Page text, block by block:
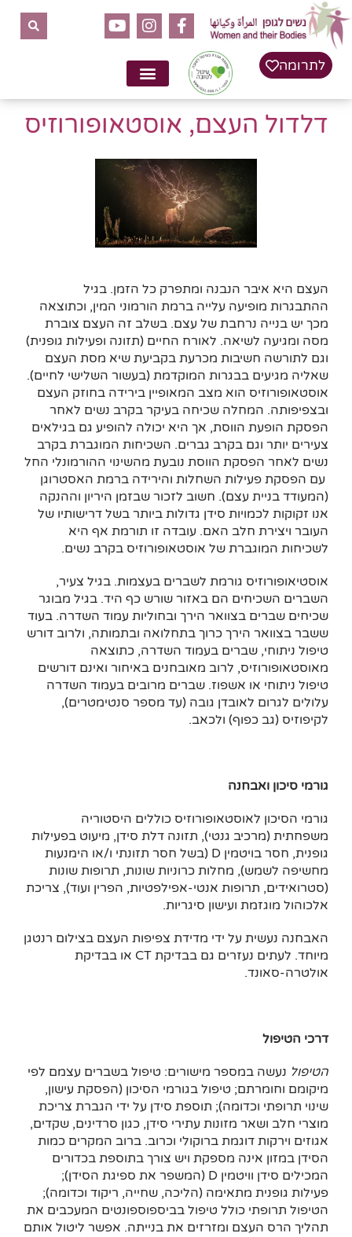
לתוכן
לתרומה
דלדול העצם, אוסטאופורוזיס
העצם היא איבר הנבנה ומתפרק כל הזמן. בגיל
ההתבגרות מופיעה עלייה ברמת הורמוני המין, וכתוצאה
מכך יש בנייה נרחבת של עצם. בשלב זה העצם צוברת
מסה ומגיעה לשיאה. לאורח החיים (תזונה ופעילות גופנית)
וגם לתורשה חשיבות מכרעת בקביעת שיא מסת העצם
שאליה מגיעים בבגרות המוקדמת (בעשור השלישי לחיים).
אוסטאופורוזיס הוא מצב המאופיין בירידה בחוזק העצם
ובצפיפותה. המחלה שכיחה בעיקר בקרב נשים לאחר
הפסקת הופעת הווסת, אך היא יכולה להופיע גם בגילאים
צעירים יותר וגם בקרב גברים. השכיחות המוגברת בקרב
נשים לאחר הפסקת הווסת נובעת מהשינוי ההורמונלי החל
עם הפסקת פעילות השחלות והירידה ברמת האסטרוגן
(המעודד בניית עצם). חשוב לזכור שבזמן היריון וההנקה
אנו זקוקות לכמויות סידן גדולות ביותר בשל דרישותיו של
העובר ויצירת חלב האם. עובדה זו תורמת אף היא
לשכיחות המוגברת של אוסטאופורוזיס בקרב נשים.
אוסטיאופורוזיס גורמת לשברים בעצמות. בגיל צעיר,
השברים השכיחים הם באזור שורש כף היד. בגיל מבוגר
שכיחים שברים בצוואר הירך ובחוליות עמוד השדרה. בעוד
ששבר בצוואר הירך כרוך בתחלואה ובתמותה, ולרוב דורש
טיפול ניתוחי, שברים בעמוד השדרה, כתוצאה
מאוסטאופורוזיס, לרוב מאובחנים באיחור ואינם דורשים
טיפול ניתוחי או אשפוז. שברים מרובים בעמוד השדרה
עלולים לגרום לאובדן גובה (עד מספר סנטימטרים),
לקיפוזיס (גב כפוף) ולכאב.
גורמי סיכון ואבחנה
גורמי הסיכון לאוסטאופורוזיס כוללים היסטוריה
משפחתית (מרכיב גנטי), תזונה דלת סידן, מיעוט בפעילות
גופנית, חסר בויטמין D (בשל חסר תזונתי ו/או הימנעות
מחשיפה לשמש), מחלות כרוניות שונות, תרופות שונות
(סטרואידים, תרופות אנטי-אפילפטיות, הפרין ועוד), צריכת
אלכוהול מוגזמת ועישון סיגריות.
האבחנה נעשית על ידי מדידת צפיפות העצם בצילום רנטגן
מיוחד. לעתים נעזרים גם בבדיקת CT או בבדיקת
אולטרה-סאונד.
דרכי הטיפול
הטיפול נעשה במספר מישורים: טיפול בשברים עצמם לפי
מיקומם וחומרתם; טיפול בגורמי הסיכון (הפסקת עישון,
שינוי תרופתי וכדומה); תוספת סידן על ידי הגברת צריכת
מוצרי חלב ושאר מזונות עתירי סידן, כגון סרדינים, שקדים,
אגוזים וירקות דוגמת ברוקולי וכרוב. ברוב המקרים כמות
הסידן במזון אינה מספקת ויש צורך בתוספת בכדורים
המכילים סידן וויטמין D (המשפר את ספיגת הסידן);
פעילות גופנית מתאימה (הליכה, שחייה, ריקוד וכדומה);
הטיפול תרופתי כולל טיפול בביספוספונטים המעכבים את
תהליך הרס העצם ומזרזים את בנייתה. אפשר ליטול אותם